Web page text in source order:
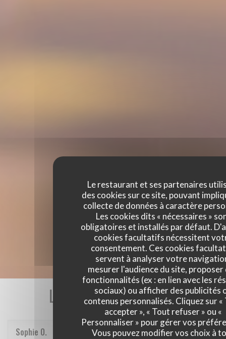
Le restaurant et ses partenaires
des cookies sur ce site, pouvant
collecte de données à caractère
Les cookies dits « nécessaires »
obligatoires et installés par défaut.
cookies facultatifs nécessitent
consentement. Ces cookies
servent à analyser votre
mesurer l'audience du site, proposer
fonctionnalités (ex : en lien avec les
sociaux) ou afficher des publicités
contenus personnalisés. Cliquez sur «
accepter », « Tout refuser » ou «
Personnaliser » pour gérer vos
Vous pouvez modifier vos choix à
Les avis de nos clients
Sophie O